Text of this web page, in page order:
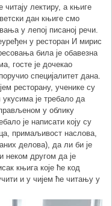
лектиру, а књиге
дан књиге смо
у лепој писаној речи.
у ресторан И мирис
била је обавезна
госте је дочекао
специјалитет дана.
ресторану, ученике су
је требало да
у облику
је написати коју су
примаљивост наслова,
делова), да ли би је
неком другом да је
књига које ће код
и у чијем ће читању у